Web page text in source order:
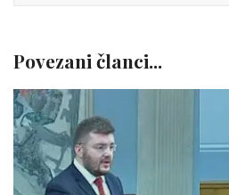
Povezani članci...